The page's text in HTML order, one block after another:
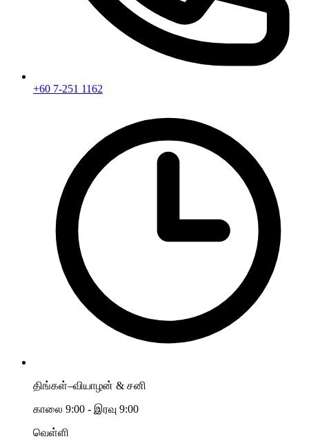
+60 7-251 1162
திங்கள்–வியாழன் & சனி
காலை 9:00 - இரவு 9:00
வெள்ளி